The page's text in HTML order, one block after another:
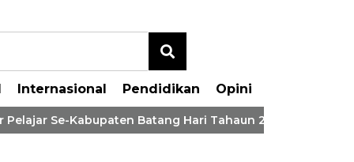
Internasional Pendidikan Opini
Se-Kabupaten Batang Hari Tahaun 2026